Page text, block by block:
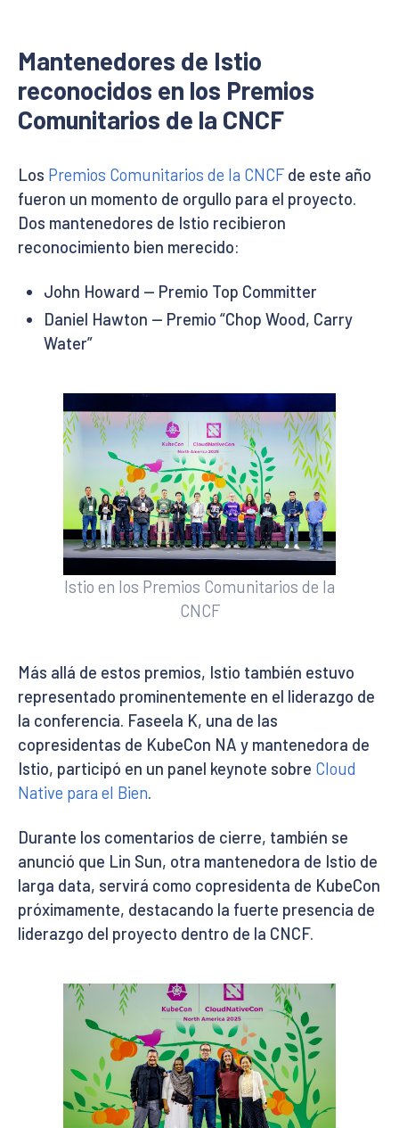
Mantenedores de Istio
reconocidos en los Premios
Comunitarios de la CNCF
Los Premios Comunitarios de la CNCF de este año
fueron un momento de orgullo para el proyecto.
Dos mantenedores de Istio recibieron
reconocimiento bien merecido:
John Howard — Premio Top Committer
Daniel Hawton — Premio “Chop Wood, Carry
Water”
Istio en los Premios Comunitarios de la
CNCF
Más allá de estos premios, Istio también estuvo
representado prominentemente en el liderazgo de
la conferencia. Faseela K, una de las
copresidentas de KubeCon NA y mantenedora de
Istio, participó en un panel keynote sobre Cloud
Native para el Bien.
Durante los comentarios de cierre, también se
anunció que Lin Sun, otra mantenedora de Istio de
larga data, servirá como copresidenta de KubeCon
próximamente, destacando la fuerte presencia de
liderazgo del proyecto dentro de la CNCF.